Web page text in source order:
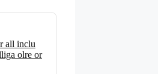
all inclu
olre or